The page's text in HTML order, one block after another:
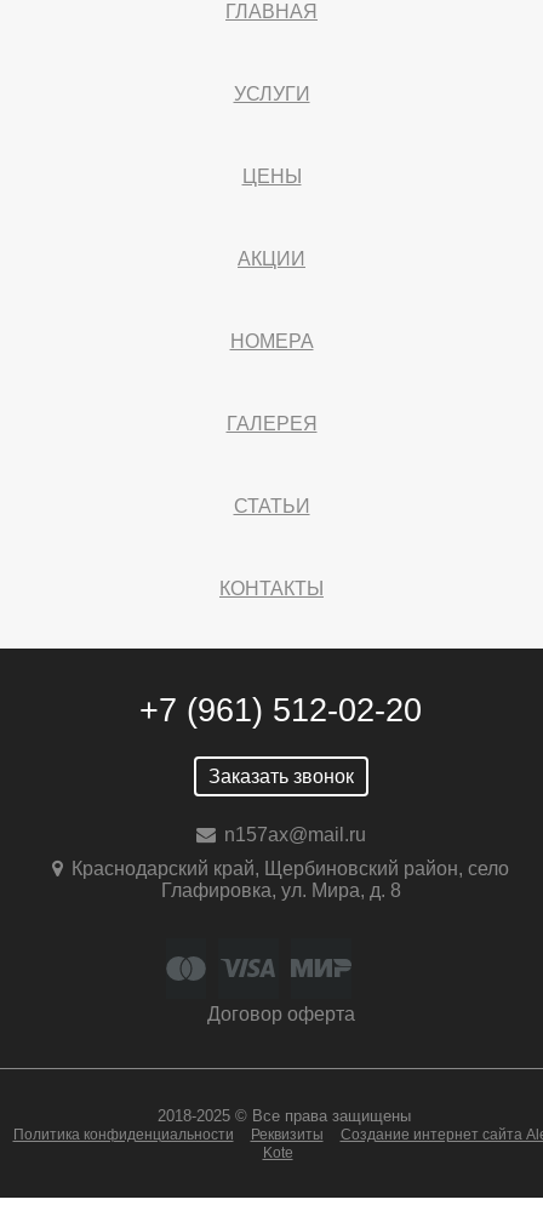
ГЛАВНАЯ
УСЛУГИ
ЦЕНЫ
АКЦИИ
НОМЕРА
ГАЛЕРЕЯ
СТАТЬИ
КОНТАКТЫ
+7 (961) 512-02-20
Заказать звонок
n157ax@mail.ru
Краснодарский край, Щербиновский район, село
Глафировка, ул. Мира, д. 8
Договор оферта
2018-2025 © Все права защищены
Политика конфиденциальности Реквизиты
Создание интернет сайта
Kote